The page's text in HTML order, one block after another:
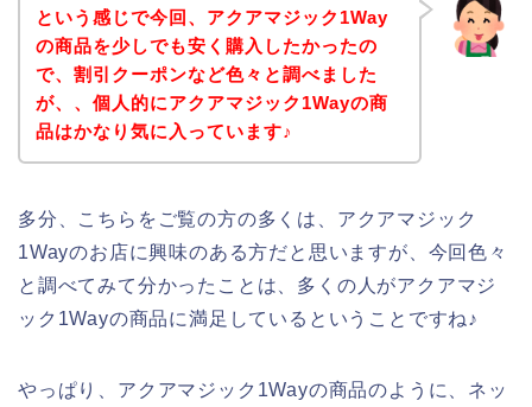
という感じで今回、アクアマジック1Way
の商品を少しでも安く購入したかったの
で、割引クーポンなど色々と調べました
が、、個人的にアクアマジック1Wayの商
品はかなり気に入っています♪
多分、こちらをご覧の方の多くは、アクアマジック
1Wayのお店に興味のある方だと思いますが、今回色々
と調べてみて分かったことは、多くの人がアクアマジ
ック1Wayの商品に満足しているということですね♪
やっぱり、アクアマジック1Wayの商品のように、ネッ